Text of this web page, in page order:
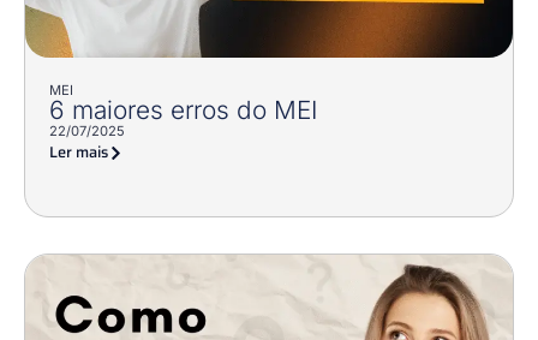
MEI
6 maiores erros do MEI
22/07/2025
Ler mais